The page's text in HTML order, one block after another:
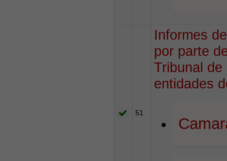
51
Informes
por parte
Tribunal
entidades